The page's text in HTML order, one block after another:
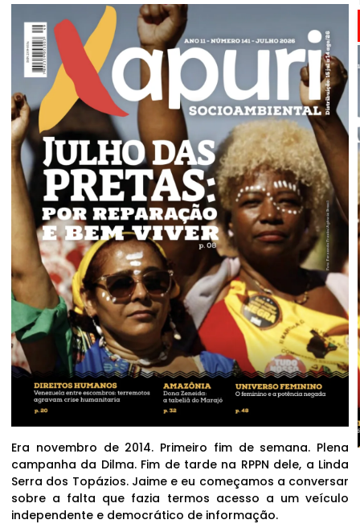
Era novembro de 2014. Primeiro fim de semana. Plena
campanha da Dilma. Fim de tarde na RPPN dele, a Linda
Serra dos Topázios. Jaime e eu começamos a conversar
sobre a falta que fazia termos acesso a um veículo
independente e democrático de informação.